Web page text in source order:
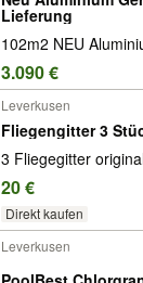
Lieferung
102m2 NEU
3.090 €
Leverkusen
Fliegengitter 3
3 Fliegegitter
20 €
Direkt kaufen
Leverkusen